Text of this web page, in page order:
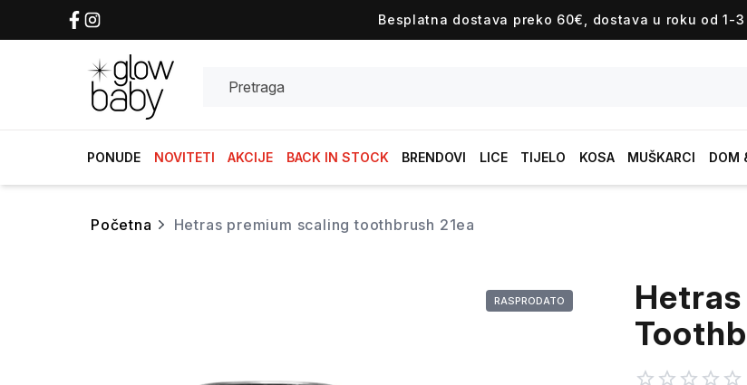
Besplatna dostava preko 60€, dostava u roku od 1-
PONUDE NOVITETI AKCIJE BACK IN STOCK BRENDOVI LICE TIJELO KOSA MUŠKARCI DOM
početna hetras premium scaling toothbrush 21ea
RASPRODATO